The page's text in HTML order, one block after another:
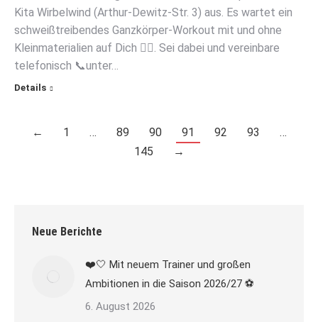
Kita Wirbelwind (Arthur-Dewitz-Str. 3) aus. Es wartet ein
schweißtreibendes Ganzkörper-Workout mit und ohne
Kleinmaterialien auf Dich 👌🏼. Sei dabei und vereinbare
telefonisch 📞unter…
Details
← 1 … 89 90 91 92 93
…
145
→
Neue Berichte
❤️🤍 Mit neuem Trainer und großen
Ambitionen in die Saison 2026/27 ⚽
6. August 2026